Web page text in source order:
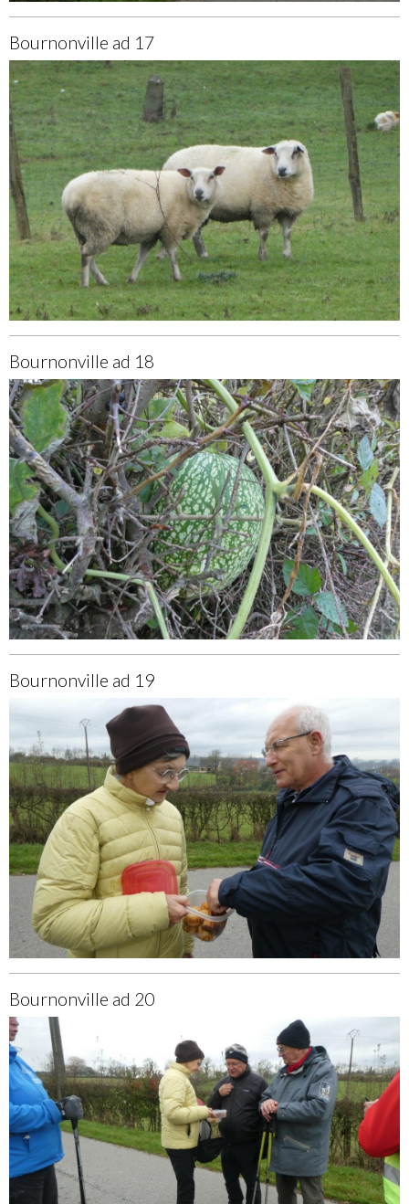
Bournonville ad 17
Bournonville ad 18
Bournonville ad 19
Bournonville ad 20